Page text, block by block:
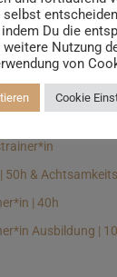
/
| 70h
50h &
| 40h
Ausbildung |
selbst
Du die
Nutzung
von
Cookie